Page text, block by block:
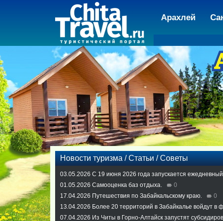
Арахлей
Новости туризма / Статьи / Советы
03.05.2026 С 19 июня 2026 года запускается
01.05.2026 Самооценка баз отдыха.
0
17.04.2026 Путешествия по Забайкальскому краю.
0
13.04.2026 Более 20 территорий в Забайкалье войдут
07.04.2026 Из Читы в Горно-Алтайск запустят